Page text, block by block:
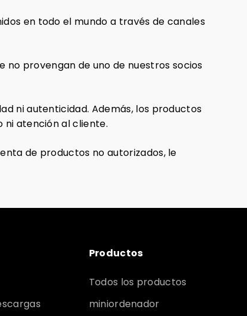
en todo el mundo a través de canales
provengan de uno de nuestros socios
ni autenticidad. Además, los productos
ni atención al cliente.
de productos no autorizados, le
Productos
Todos los productos
miniordenador